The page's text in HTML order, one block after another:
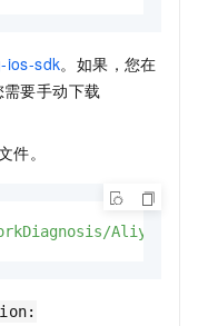
ios-sdk。如果，您在
要手动下载
件。